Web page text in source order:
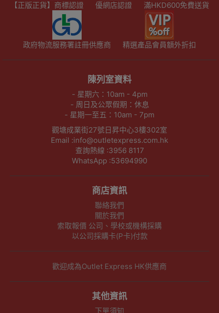
【正版正貨】商標認證 優網店認證 滿HKD600免費送貨
政府物流服務署註冊供應商 精選產品會員額外折扣
陳列室資料
- 星期六：10am - 4pm
- 周日及公眾假期：休息
- 星期一至五：10am - 7pm
觀塘成業街27號日昇中心3樓302室
Email :info@outletexpress.com.hk
查詢熱線 :3956 8117
WhatsApp :53694990
商店資訊
聯絡我們
關於我們
索取報價 公司、學校或機構採購
以公司採購卡(P卡)付款
歡迎成為Outlet Express HK供應商
其他資訊
下單須知